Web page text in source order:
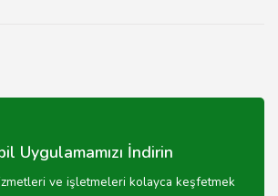
Uygulamamızı İndirin
ve işletmeleri kolayca keşfetmek